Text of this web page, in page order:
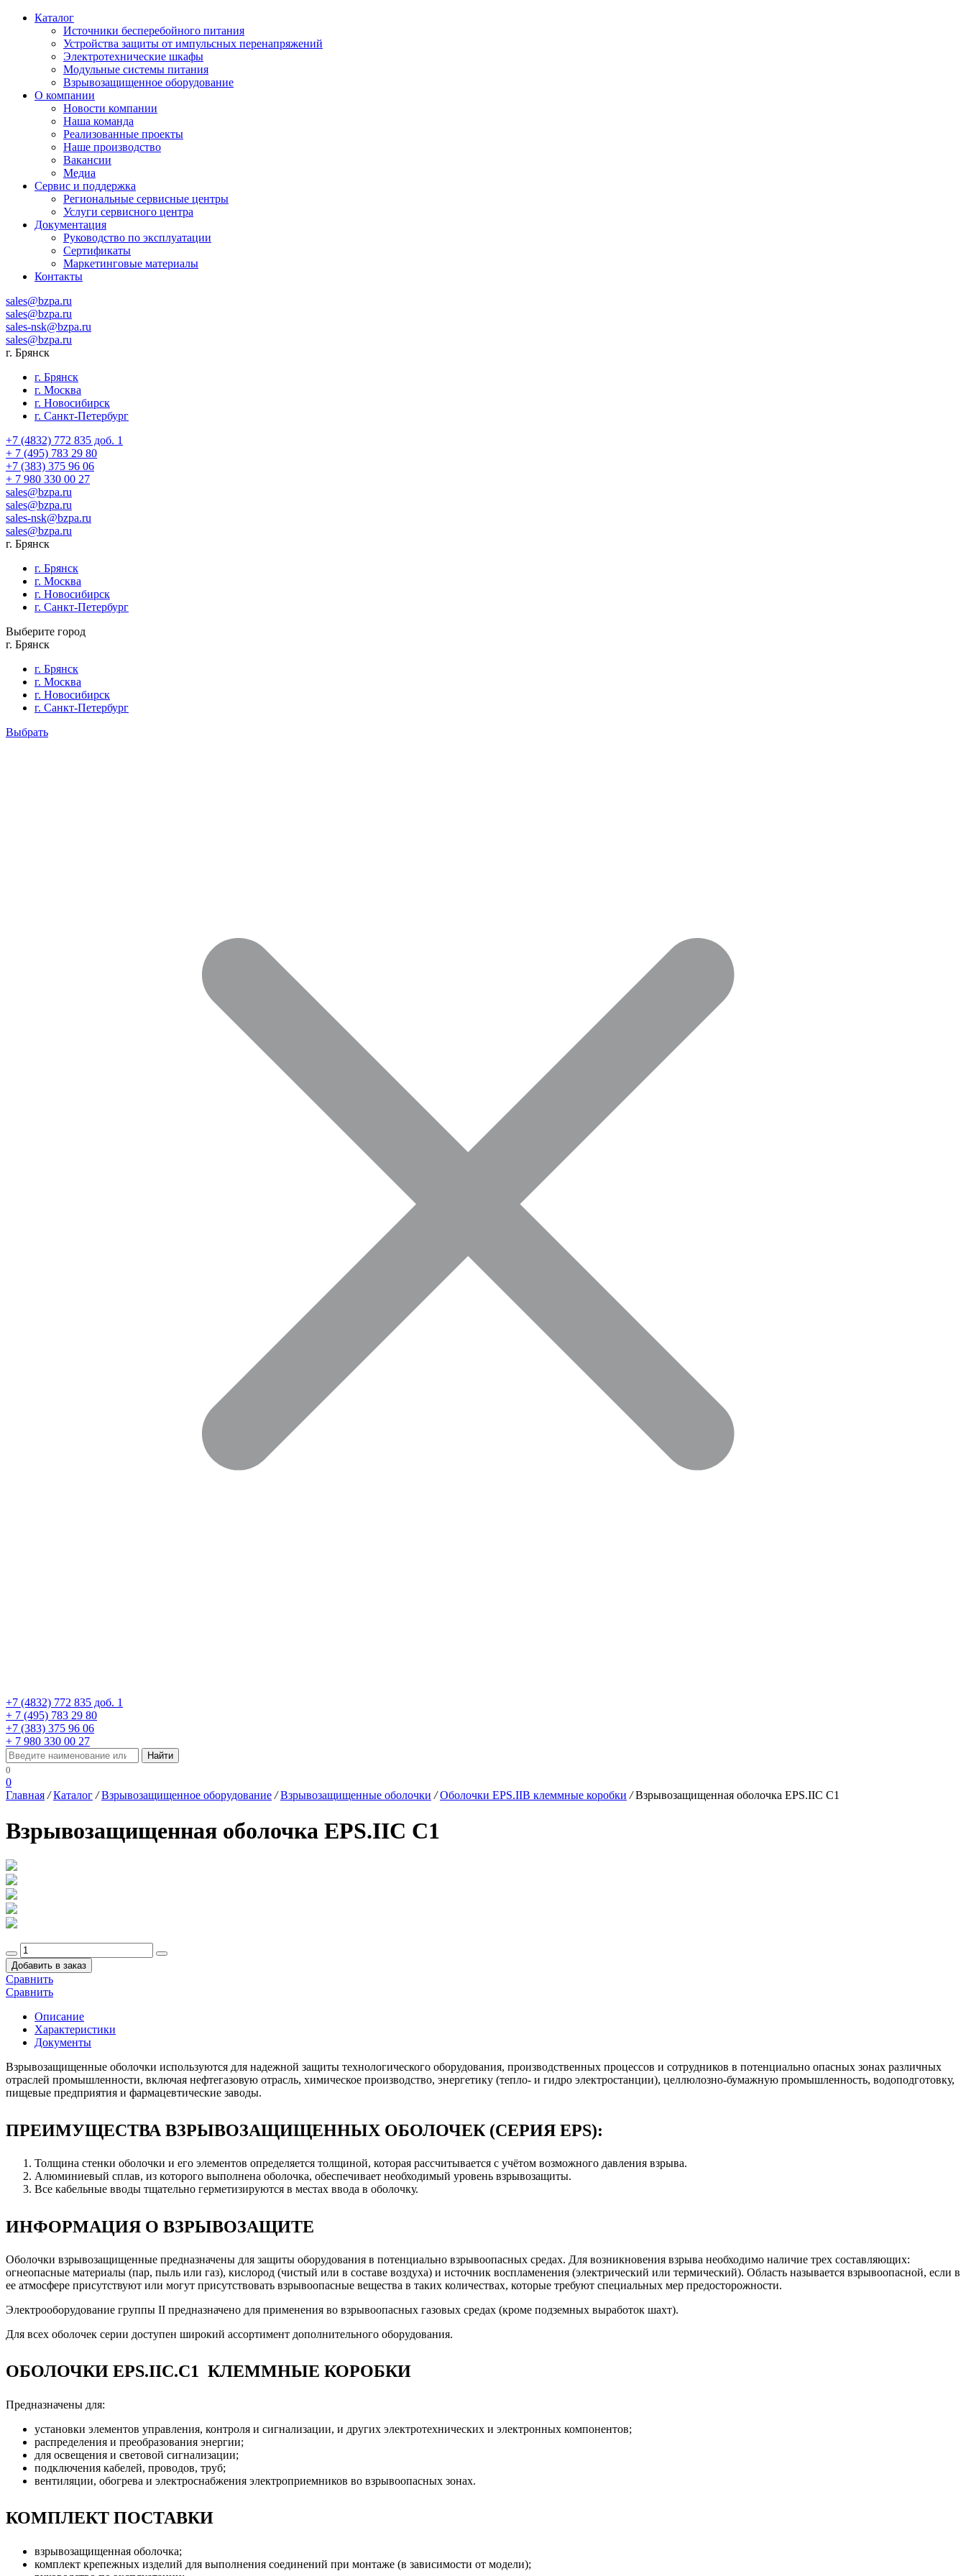
Каталог
Источники бесперебойного питания
Устройства защиты от импульсных перенапряжений
Электротехнические шкафы
Модульные системы питания
Взрывозащищенное оборудование
О компании
Новости компании
Наша команда
Реализованные проекты
Наше производство
Вакансии
Медиа
Сервис и поддержка
Региональные сервисные центры
Услуги сервисного центра
Документация
Руководство по эксплуатации
Сертификаты
Маркетинговые материалы
Контакты
sales@bzpa.ru
sales@bzpa.ru
sales-nsk@bzpa.ru
sales@bzpa.ru
г. Брянск
г. Брянск
г. Москва
г. Новосибирск
г. Санкт-Петербург
+7 (4832) 772 835 доб. 1
+ 7 (495) 783 29 80
+7 (383) 375 96 06
+ 7 980 330 00 27
sales@bzpa.ru
sales@bzpa.ru
sales-nsk@bzpa.ru
sales@bzpa.ru
г. Брянск
г. Брянск
г. Москва
г. Новосибирск
г. Санкт-Петербург
Выберите город
г. Брянск
г. Брянск
г. Москва
г. Новосибирск
г. Санкт-Петербург
Выбрать
+7 (4832) 772 835 доб. 1
+ 7 (495) 783 29 80
+7 (383) 375 96 06
+ 7 980 330 00 27
0
0
Главная / Каталог / Взрывозащищенное оборудование / Взрывозащищенные оболочки / Оболочки EPS.IIB клеммные коробки / Взрывозащищенная оболочка EPS.IIС C1
Взрывозащищенная оболочка EPS.IIС C1
Добавить в заказ
Сравнить
Сравнить
Описание
Характеристики
Документы
Взрывозащищенные оболочки используются для надежной защиты технологического оборудования, производственных процессов и сотрудников в потенциально опасных зонах различных
отраслей промышленности, включая нефтегазовую отрасль, химическое производство, энергетику (тепло- и гидро электростанции), целлюлозно-бумажную промышленность, водоподготовку,
пищевые предприятия и фармацевтические заводы.
ПРЕИМУЩЕСТВА ВЗРЫВОЗАЩИЩЕННЫХ ОБОЛОЧЕК (СЕРИЯ EPS):
Толщина стенки оболочки и его элементов определяется толщиной, которая рассчитывается с учётом возможного давления взрыва.
Алюминиевый сплав, из которого выполнена оболочка, обеспечивает необходимый уровень взрывозащиты.
Все кабельные вводы тщательно герметизируются в местах ввода в оболочку.
ИНФОРМАЦИЯ О ВЗРЫВОЗАЩИТЕ
Оболочки взрывозащищенные предназначены для защиты оборудования в потенциально взрывоопасных средах. Для возникновения взрыва необходимо наличие трех составляющих:
огнеопасные материалы (пар, пыль или газ), кислород (чистый или в составе воздуха) и источник воспламенения (электрический или термический). Область называется взрывоопасной, если в
ее атмосфере присутствуют или могут присутствовать взрывоопасные вещества в таких количествах, которые требуют специальных мер предосторожности.
Электрооборудование группы II предназначено для применения во взрывоопасных газовых средах (кроме подземных выработок шахт).
Для всех оболочек серии доступен широкий ассортимент дополнительного оборудования.
ОБОЛОЧКИ EPS.IIС.С1 КЛЕММНЫЕ КОРОБКИ
Предназначены для:
установки элементов управления, контроля и сигнализации, и других электротехнических и электронных компонентов;
распределения и преобразования энергии;
для освещения и световой сигнализации;
подключения кабелей, проводов, труб;
вентиляции, обогрева и электроснабжения электроприемников во взрывоопасных зонах.
КОМПЛЕКТ ПОСТАВКИ
взрывозащищенная оболочка;
комплект крепежных изделий для выполнения соединений при монтаже (в зависимости от модели);